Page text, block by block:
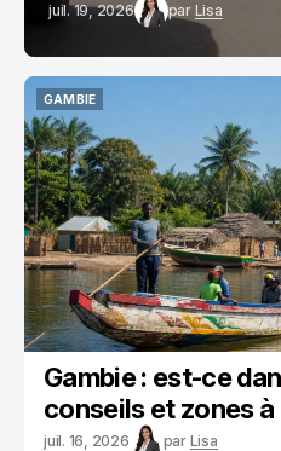
juil. 19, 2026 par Lisa
GAMBIE
GAMBIE
Gambie : est-ce
conseils et zones
juil. 16, 2026 par Lisa